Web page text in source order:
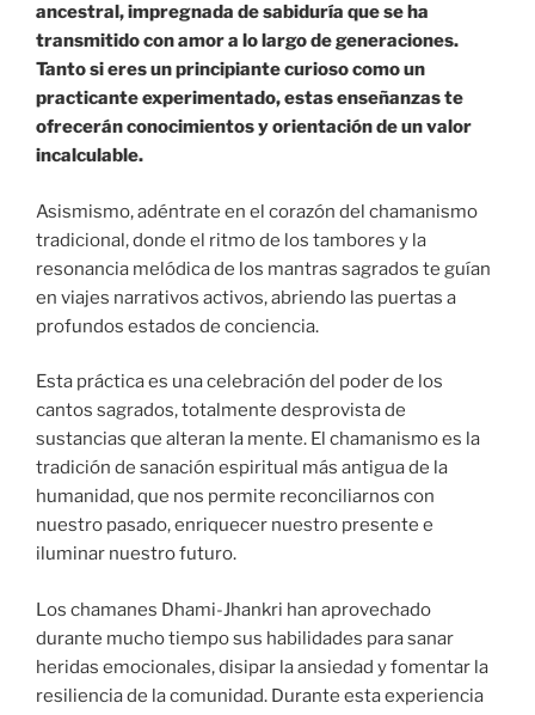
ancestral, impregnada de sabiduría que se ha
transmitido con amor a lo largo de generaciones.
Tanto si eres un principiante curioso como un
practicante experimentado, estas enseñanzas te
ofrecerán conocimientos y orientación de un valor
incalculable.
Asismismo, adéntrate en el corazón del chamanismo
tradicional, donde el ritmo de los tambores y la
resonancia melódica de los mantras sagrados te guían
en viajes narrativos activos, abriendo las puertas a
profundos estados de conciencia.
Esta práctica es una celebración del poder de los
cantos sagrados, totalmente desprovista de
sustancias que alteran la mente. El chamanismo es la
tradición de sanación espiritual más antigua de la
humanidad, que nos permite reconciliarnos con
nuestro pasado, enriquecer nuestro presente e
iluminar nuestro futuro.
Los chamanes Dhami-Jhankri han aprovechado
durante mucho tiempo sus habilidades para sanar
heridas emocionales, disipar la ansiedad y fomentar la
resiliencia de la comunidad. Durante esta experiencia